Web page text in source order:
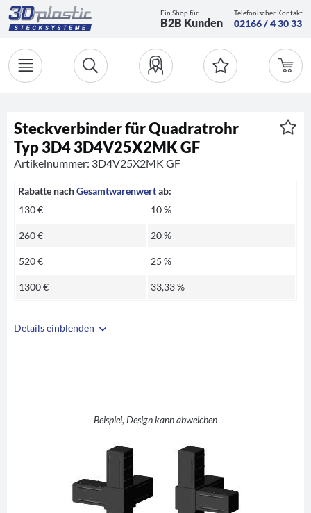
Ein Shop für
B2B Kunden
Telefonischer Kontakt
02166 / 4 30 33
Details einblenden
T +1 (T-Stück mitBeispiel, Design kann abweichen
Steckverbinder für Quadratrohr
Typ 3D4 3D4V25X2MK GF
Artikelnummer: 3D4V25X2MK GF
Rabatte nachGesamtwarenwertab:
130 €
10 %
260 € 20 %
520 € 25 %
1300 € 33,33 %